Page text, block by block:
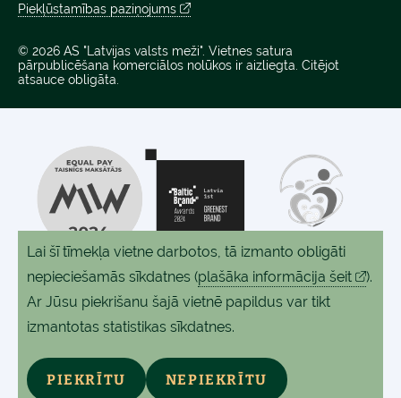
Piekļūstamības paziņojums
© 2026 AS "Latvijas valsts meži". Vietnes satura
pārpublicēšana komerciālos nolūkos ir aizliegta. Citējot
atsauce obligāta.
Lai šī tīmekļa vietne darbotos, tā izmanto obligāti
nepieciešamās sīkdatnes (plašāka informācija šeit
).
Ar Jūsu piekrišanu šajā vietnē papildus var tikt
izmantotas statistikas sīkdatnes.
PIEKRĪTU NEPIEKRĪTU